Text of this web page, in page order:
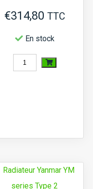
€314,80 TTC
En stock
quantité
series
3